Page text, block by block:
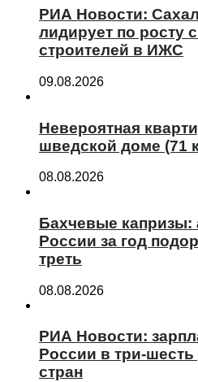
РИА Новости:
лидирует по росту
строителей в ИЖС
09.08.2026
Невероятная
шведской доме (71
08.08.2026
Бахчевые
России за год
треть
08.08.2026
РИА Новости:
России в три-шесть
стран